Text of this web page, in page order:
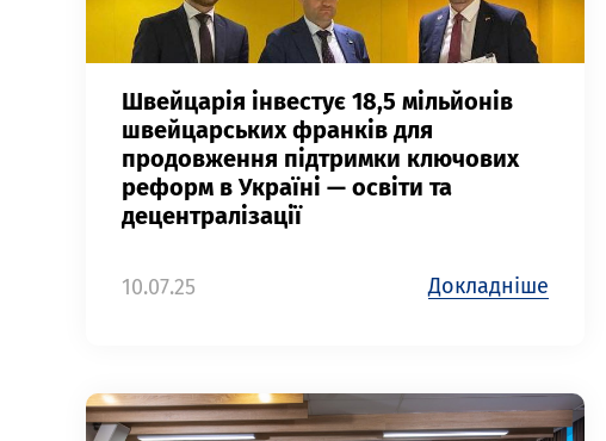
Швейцарія інвестує 18,5 мільйонів
швейцарських франків для
продовження підтримки ключових
реформ в Україні — освіти та
децентралізації
10.07.25 Докладніше